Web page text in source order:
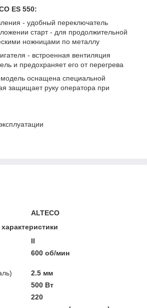
ES 550:
- удобный переключатель
старт - для продолжительной
ножницами по металлу
- встроенная вентиляция
и предохраняет его от перегрева
модель оснащена специальной
защищает руку оператора при
ALTECO
II
600 об/мин
2.5 мм
500 Вт
220